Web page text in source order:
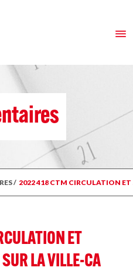
/ 2022 418 CTM CIRCULATION ET
ET
LA VILLE-CA